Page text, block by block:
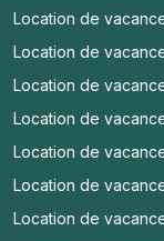
Location de
Location de
Location de
Location de
Location de
Location de
Location de